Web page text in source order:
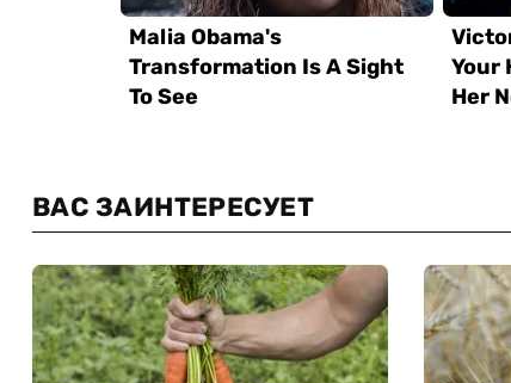
ВАС ЗАИНТЕРЕСУЕТ